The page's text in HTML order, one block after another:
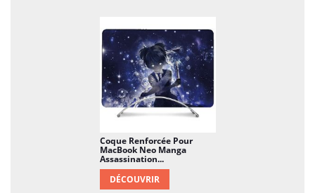
Coque Renforcée Pour
MacBook Neo Manga
Assassination...
DÉCOUVRIR